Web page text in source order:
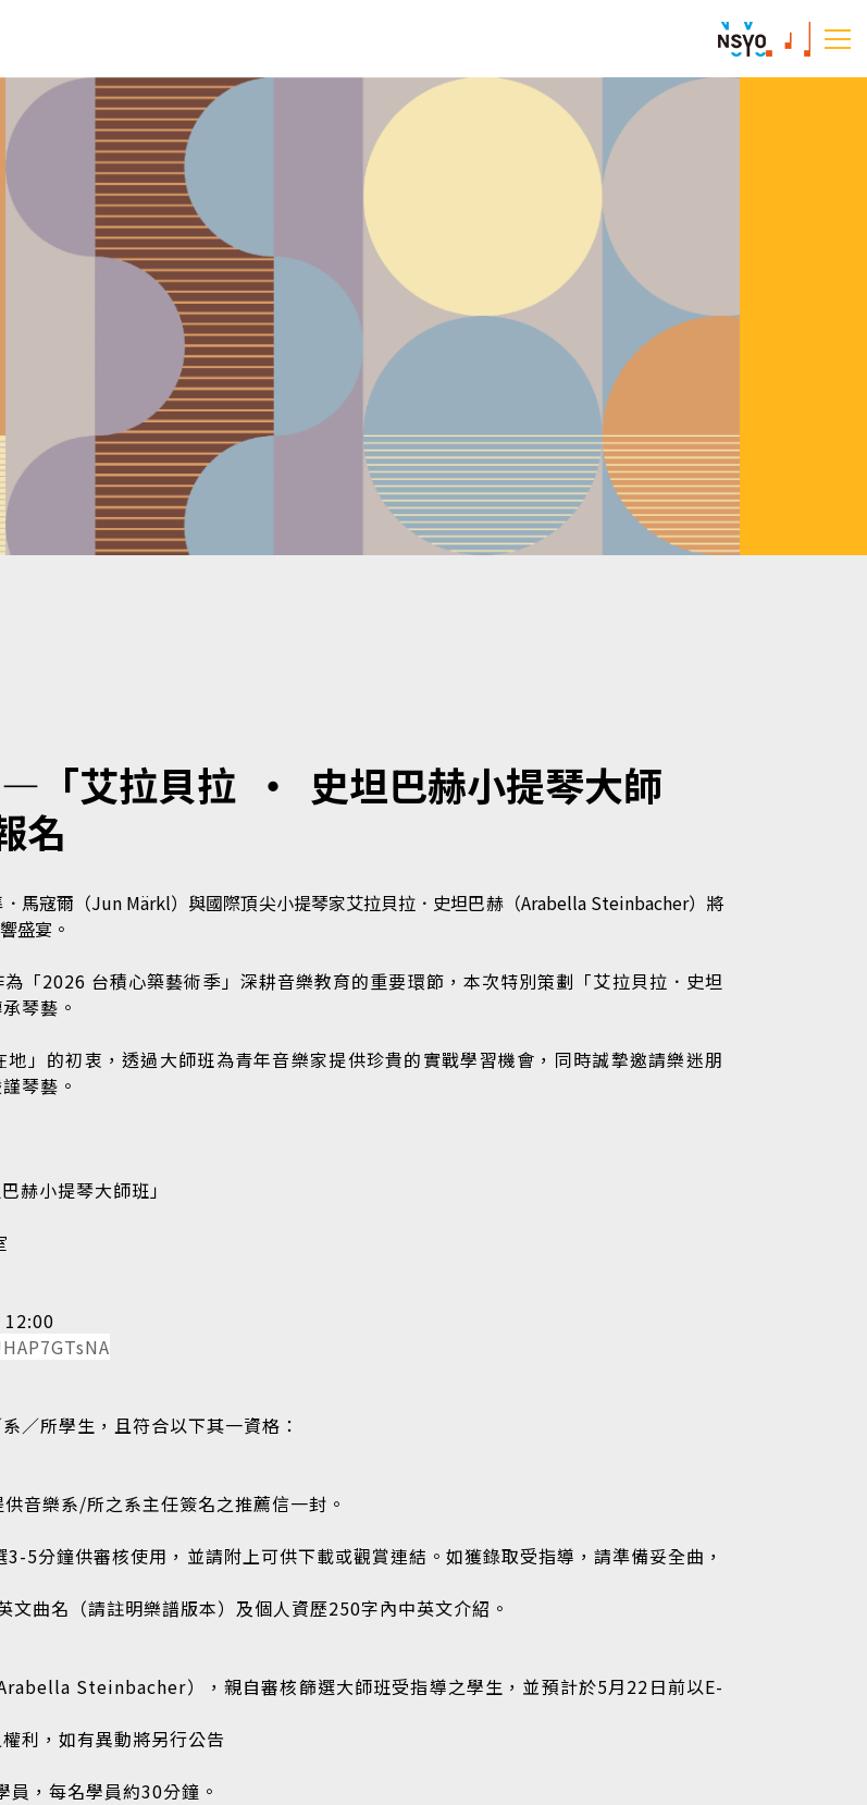
「艾拉貝拉 ​ ‧ ​ 史坦巴赫小提琴大師
名
馬寇爾（Jun Märkl）與國際頂尖小提琴家艾拉貝拉．史坦巴赫（Arabella Steinbacher）將
盛宴。
「2026 台積心築藝術季」深耕音樂教育的重要環節，本次特別策劃「艾拉貝拉．史坦
琴藝。
」的初衷，透過大師班為青年音樂家提供珍貴的實戰學習機會，同時誠摯邀請樂迷朋
琴藝。
小提琴大師班」
12:00
／所學生，且符合以下其一資格：
音樂系/所之系主任簽名之推薦信一封。
5分鐘供審核使用，並請附上可供下載或觀賞連結。如獲錄取受指導，請準備妥全曲，
曲名（請註明樂譜版本）及個人資歷250字內中英文介紹。
Steinbacher），親自審核篩選大師班受指導之學生，並預計於5月22日前以E-
利，如有異動將另行公告
，每名學員約30分鐘。